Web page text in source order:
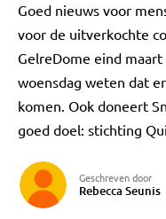
Goed nieuws voor
voor de uitverkochte
GelreDome eind
woensdag weten dat
komen. Ook doneert
goed doel: stichting
Geschreven door
Rebecca Seunis